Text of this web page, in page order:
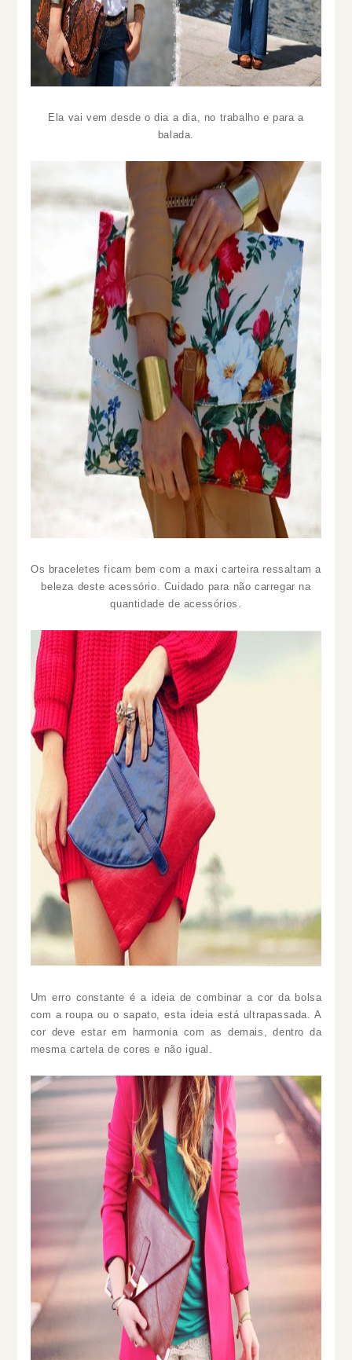
Ela vai vem desde o dia a dia, no trabalho e para a
balada.
Os braceletes ficam bem com a maxi carteira ressaltam a
beleza deste acessório. Cuidado para não carregar na
quantidade de acessórios.
Um erro constante é a ideia de combinar a cor da bolsa
com a roupa ou o sapato, esta ideia está ultrapassada. A
cor deve estar em harmonia com as demais, dentro da
mesma cartela de cores e não igual.